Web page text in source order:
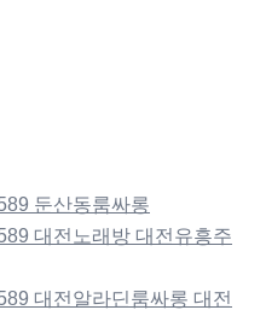
둔산동룸싸롱
대전노래방 대전유흥주
대전알라딘룸싸롱 대전